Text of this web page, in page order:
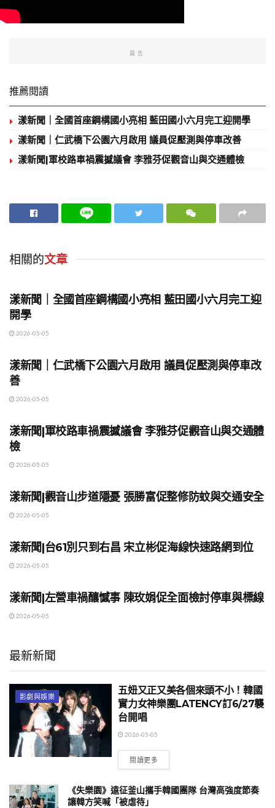
廣告
推薦閱讀
漾新聞｜全國首座鋼構國小亮相 藍田國小六月完工迎開學
漾新聞｜仁武橋下公園六月啟用 議員促壓測與停車改善
漾新聞|軍校路車禍震撼議會 李雅芬促觀音山與交通體檢
相關的文章
漾新聞｜全國首座鋼構國小亮相 藍田國小六月完工迎
開學
2026-05-05
漾新聞｜仁武橋下公園六月啟用 議員促壓測與停車改
善
2026-05-05
漾新聞|軍校路車禍震撼議會 李雅芬促觀音山與交通體
檢
2026-05-05
漾新聞|觀音山步道隱憂 張勝富促整修防蚊與交通安全
2026-05-05
漾新聞|台61別只到右昌 宋立彬促海線快速路網到位
2026-05-05
漾新聞|左營車禍釀憾事 陳玫娟促全面檢討停車與標線
2026-05-05
最新新聞
影劇與娛樂
五妞又正又美各個來頭不小！韓國
實力女神樂團LATENCY訂6/27襲
台開唱
2026-05-05
閱讀更多
《失樂園》遠征釜山攜手韓國團隊 台灣高強度節奏
讓韓方笑喊「被虐待」